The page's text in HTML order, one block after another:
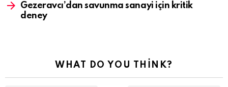
Gezeravcı’dan savunma sanayi için kritik
deney
WHAT DO YOU THINK?